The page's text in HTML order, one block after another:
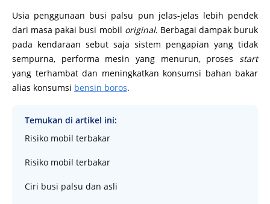
Usia penggunaan busi palsu pun jelas-jelas lebih pendek
dari masa pakai busi mobil original. Berbagai dampak buruk
pada kendaraan sebut saja sistem pengapian yang tidak
sempurna, performa mesin yang menurun, proses start
yang terhambat dan meningkatkan konsumsi bahan bakar
alias konsumsi bensin boros.
Temukan di artikel ini:
Risiko mobil terbakar
Risiko mobil terbakar
Ciri busi palsu dan asli